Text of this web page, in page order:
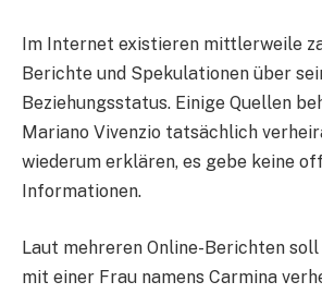
Im Internet existieren mittlerweile
Berichte und Spekulationen über
Beziehungsstatus. Einige Quellen
Mariano Vivenzio tatsächlich
wiederum erklären, es gebe keine
Informationen.
Laut mehreren Online-Berichten
mit einer Frau namens Carmina